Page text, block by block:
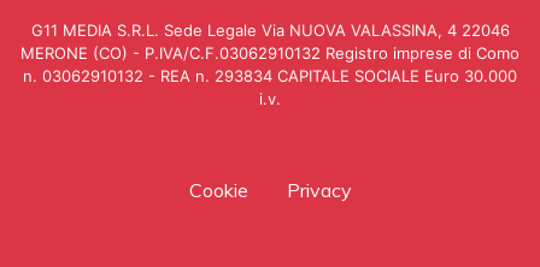
G11 MEDIA S.R.L. Sede Legale Via NUOVA VALASSINA, 4 22046
MERONE (CO) - P.IVA/C.F.03062910132 Registro imprese di Como
n. 03062910132 - REA n. 293834 CAPITALE SOCIALE Euro 30.000
i.v.
Cookie Privacy